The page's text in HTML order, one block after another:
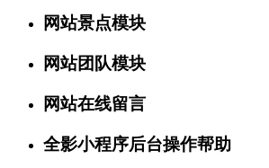
网站景点模块
网站团队模块
网站在线留言
全影小程序后台操作帮助